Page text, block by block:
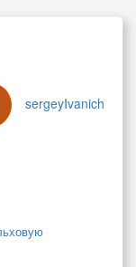
sergeyIvanich